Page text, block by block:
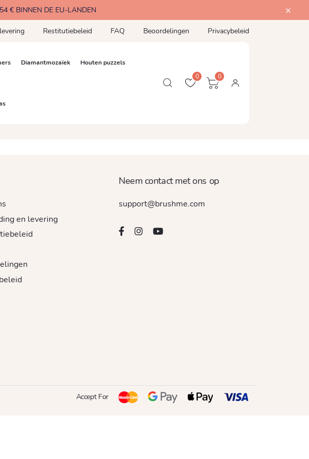
€ BINNEN DE EU-LANDEN
Restitutiebeleid FAQ Beoordelingen Privacybeleid
Diamantmozaïek Houten puzzels
0 0
en levering
Neem contact met ons op
support@brushme.com
Accept For